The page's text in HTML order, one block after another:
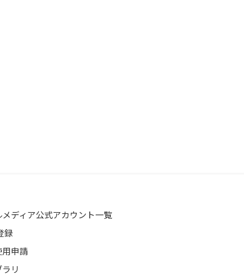
メディア公式アカウント一覧
録
申請
リ